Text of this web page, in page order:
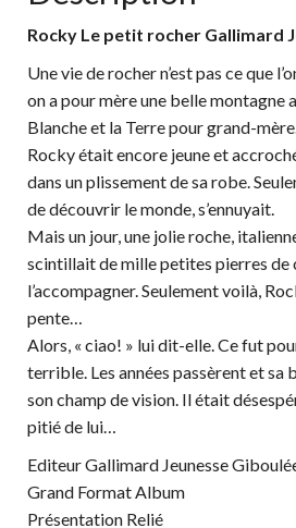
Rocky Le petit rocher Gallimard
Une vie de rocher n’est pas ce que
on a pour mère une belle montagne
Blanche et la Terre pour grand-
Rocky était encore jeune et
dans un plissement de sa robe.
de découvrir le monde, s’ennuyait.
Mais un jour, une jolie roche,
scintillait de mille petites pierres de
l’accompagner. Seulement voilà,
pente…
Alors, « ciao! » lui dit-elle. Ce fut
terrible. Les années passèrent et sa
son champ de vision. Il était
pitié de lui…
Editeur Gallimard Jeunesse
Grand Format Album
Présentation Relié